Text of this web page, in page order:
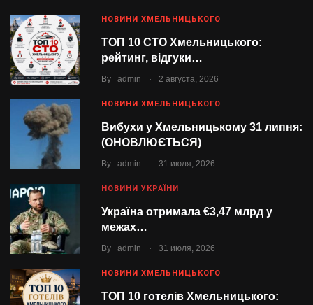
НОВИНИ ХМЕЛЬНИЦЬКОГО
ТОП 10 СТО Хмельницького:
рейтинг, відгуки…
By admin . 2 августа, 2026
НОВИНИ ХМЕЛЬНИЦЬКОГО
Вибухи у Хмельницькому 31 липня:
(ОНОВЛЮЄТЬСЯ)
By admin . 31 июля, 2026
НОВИНИ УКРАЇНИ
Україна отримала €3,47 млрд у
межах…
By admin . 31 июля, 2026
НОВИНИ ХМЕЛЬНИЦЬКОГО
ТОП 10 готелів Хмельницького: